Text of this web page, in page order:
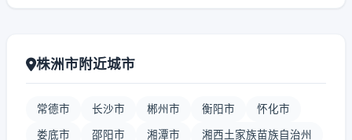
株洲市附近城市
常德市 长沙市 郴州市 衡阳市 怀化市
娄底市 邵阳市 湘潭市 湘西土家族苗族自治州